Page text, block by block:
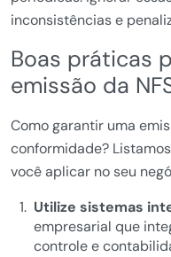
inconsistências e
Boas práticas
emissão da
Como garantir uma
conformidade?
você aplicar no seu
Utilize sistemas
empresarial que
controle e